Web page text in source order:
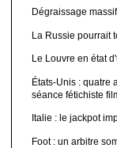
Dégraissage
La Russie pourrait
Le Louvre en état
États-Unis : quatre
séance fétichiste
Italie : le jackpot
Foot : un arbitre